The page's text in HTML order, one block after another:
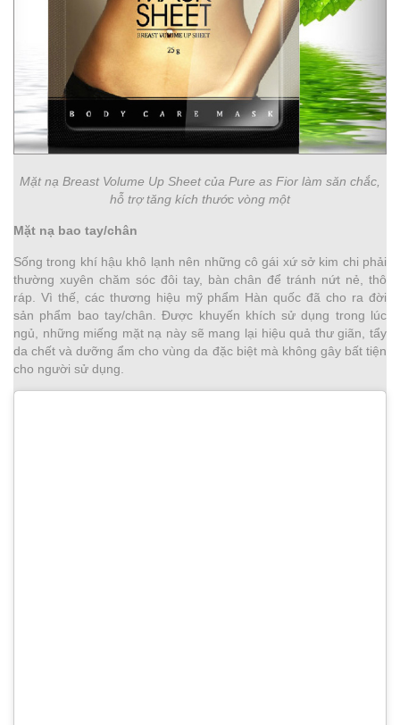
Mặt nạ Breast Volume Up Sheet của Pure as Fior làm săn chắc,
hỗ trợ tăng kích thước vòng một
Mặt nạ bao tay/chân
Sống trong khí hậu khô lạnh nên những cô gái xứ sở kim chi phải
thường xuyên chăm sóc đôi tay, bàn chân để tránh nứt nẻ, thô
ráp. Vì thế, các thương hiệu mỹ phẩm Hàn quốc đã cho ra đời
sản phẩm bao tay/chân. Được khuyến khích sử dụng trong lúc
ngủ, những miếng mặt nạ này sẽ mang lại hiệu quả thư giãn, tẩy
da chết và dưỡng ẩm cho vùng da đặc biệt mà không gây bất tiện
cho người sử dụng.